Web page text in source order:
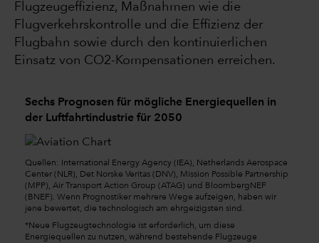
Flugzeugeffizienz, Maßnahmen wie die
Flugverkehrskontrolle und die Effizienz der
Flugbahn sowie durch den kontinuierlichen
Einsatz von CO2-Kompensationen erreichen.
Sechs Prognosen für mögliche Energiequellen in
der Luftfahrtindustrie für 2050
Quellen: International Energy Agency (IEA), Netherlands Aerospace
Center (NLR), Det Norske Veritas (DNV), Mission Possible Partnership
(MPP), Air Transport Action Group (ATAG) und BloombergNEF
(BNEF). Wenn Prognostiker mehrere Wege aufzeigen, haben wir
jene bewertet, die technologisch am ehrgeizigsten sind.
*Neue Flugzeugtechnologie ist erforderlich, um diese
Energiequellen zu nutzen, während bestehende Flugzeuge